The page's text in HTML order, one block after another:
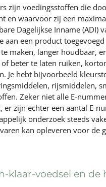
zijn voedingsstoffen die
en waarvoor zij een
Dagelijkse Inname (ADI)
aan een product
maken, langer houdbaar,
of beter te laten ruiken,
Je hebt bijvoorbeeld
rijsmiddelen,
Zeker niet alle E-
er zijn echter een aantal E-
onderzoek steeds
kan opleveren voor de
klaar-voedsel en de